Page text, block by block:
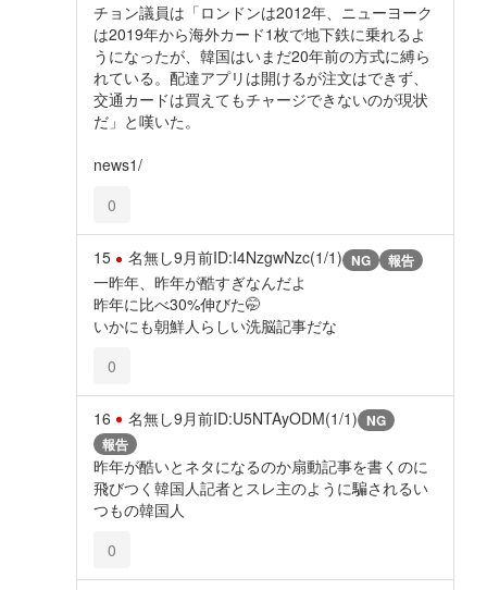
チョン議員は「ロンドンは2012年、ニューヨーク
は2019年から海外カード1枚で地下鉄に乗れるよ
うになったが、韓国はいまだ20年前の方式に縛ら
れている。配達アプリは開けるが注文はできず、
交通カードは買えてもチャージできないのが現状
だ」と嘆いた。
news1/
0
15 名無し9月前ID:I4NzgwNzc(1/1) NG 報告
一昨年、昨年が酷すぎなんだよ
昨年に比べ30%伸びた🤭
いかにも朝鮮人らしい洗脳記事だな
0
16 名無し9月前ID:U5NTAyODM(1/1) NG
報告
昨年が酷いとネタになるのか扇動記事を書くのに
飛びつく韓国人記者とスレ主のように騙されるい
つもの韓国人
0